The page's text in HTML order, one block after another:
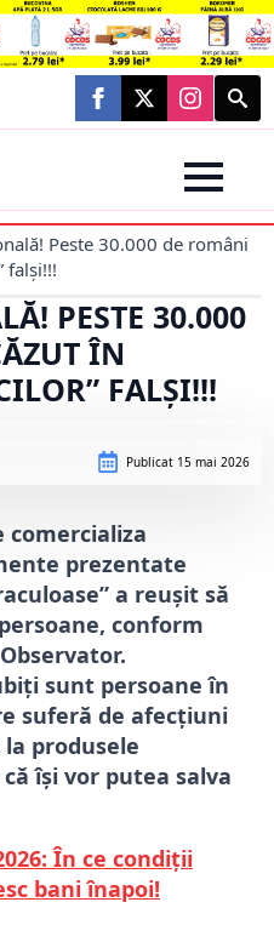
Search
for:
Peste 30.000 de români
falși!!!
PESTE 30.000
ÎN
FALȘI!!!
Publicat 15 mai 2026
comercializa
prezentate
a reușit să
conform
sunt persoane în
suferă de afecțiuni
produsele
își vor putea salva
În ce condiții
bani înapoi!